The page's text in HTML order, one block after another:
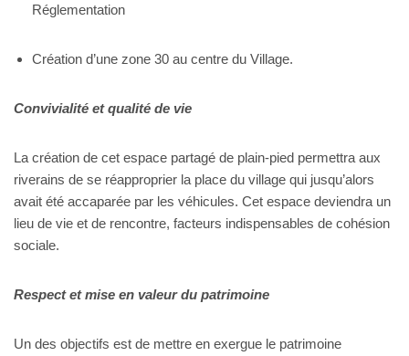
Réglementation
Création d’une zone 30 au centre du Village.
Convivialité et qualité de vie
La création de cet espace partagé de plain-pied permettra aux
riverains de se réapproprier la place du village qui jusqu’alors
avait été accaparée par les véhicules. Cet espace deviendra un
lieu de vie et de rencontre, facteurs indispensables de cohésion
sociale.
Respect et mise en valeur du patrimoine
Un des objectifs est de mettre en exergue le patrimoine